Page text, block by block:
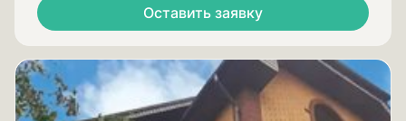
Оставить заявку